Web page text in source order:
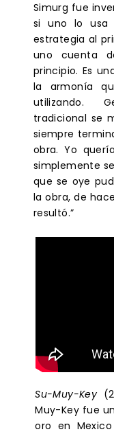
Simurg fue
si uno lo usa
estrategia al
uno cuenta
principio. Es
la armonía
utilizando.
tradicional se
siempre
obra. Yo
simplemente
que se oye
la obra, de
resultó.”
Su-Muy-Key
Muy-Key fue
oro en